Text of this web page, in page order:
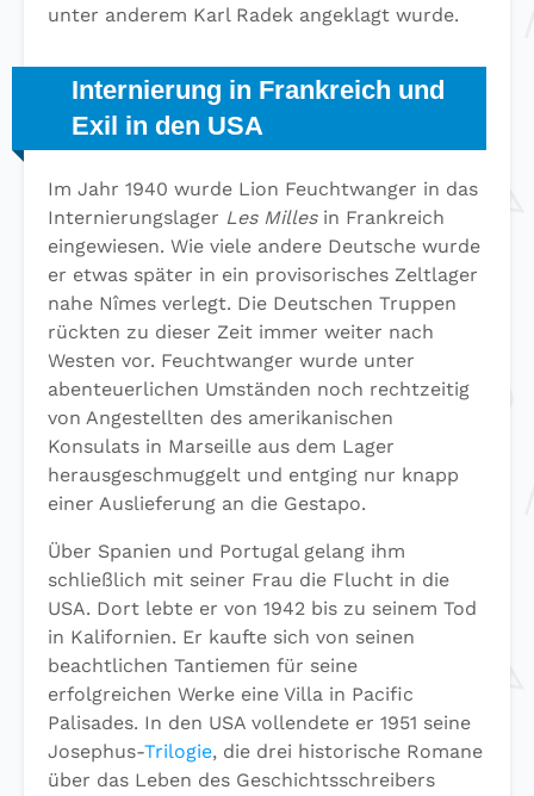
unter anderem Karl Radek angeklagt wurde.
Internierung in Frankreich und
Exil in den USA
Im Jahr 1940 wurde Lion Feuchtwanger in das
Internierungslager Les Millesin Frankreich
eingewiesen. Wie viele andere Deutsche wurde
er etwas später in ein provisorisches Zeltlager
nahe Nîmes verlegt. Die Deutschen Truppen
rückten zu dieser Zeit immer weiter nach
Westen vor. Feuchtwanger wurde unter
abenteuerlichen Umständen noch rechtzeitig
von Angestellten des amerikanischen
Konsulats in Marseille aus dem Lager
herausgeschmuggelt und entging nur knapp
einer Auslieferung an die Gestapo.
Über Spanien und Portugal gelang ihm
schließlich mit seiner Frau die Flucht in die
USA. Dort lebte er von 1942 bis zu seinem Tod
in Kalifornien. Er kaufte sich von seinen
beachtlichen Tantiemen für seine
erfolgreichen Werke eine Villa in Pacific
Palisades. In den USA vollendete er 1951 seine
Josephus-Trilogie, die drei historische Romane
über das Leben des Geschichtsschreibers